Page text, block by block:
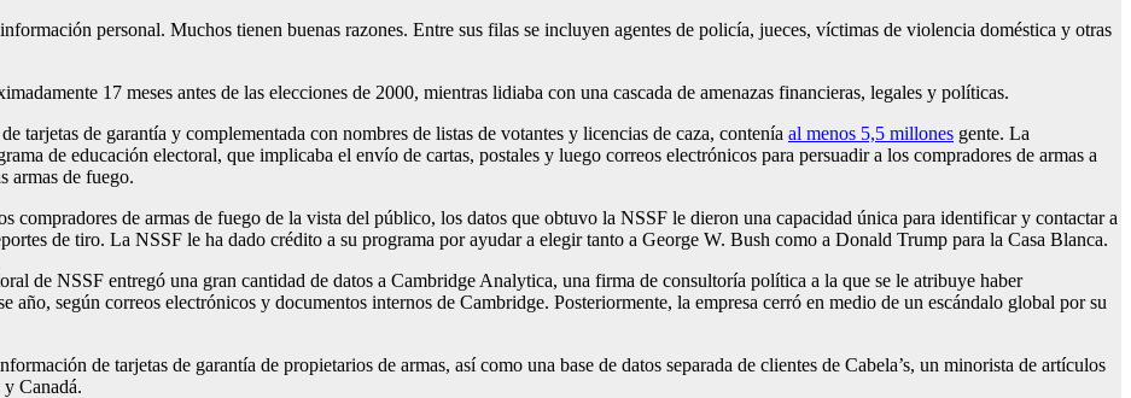
personal. Muchos tienen buenas razones. Entre sus filas se incluyen agentes de policía, jueces, víctimas de violencia doméstica y otras
17 meses antes de las elecciones de 2000, mientras lidiaba con una cascada de amenazas financieras, legales y políticas.
tarjetas de garantía y complementada con nombres de listas de votantes y licencias de caza, contenía al menos 5,5 millones gente. La
de educación electoral, que implicaba el envío de cartas, postales y luego correos electrónicos para persuadir a los compradores de armas a
armas de fuego.
compradores de armas de fuego de la vista del público, los datos que obtuvo la NSSF le dieron una capacidad única para identificar y contactar a
de tiro. La NSSF le ha dado crédito a su programa por ayudar a elegir tanto a George W. Bush como a Donald Trump para la Casa Blanca.
de NSSF entregó una gran cantidad de datos a Cambridge Analytica, una firma de consultoría política a la que se le atribuye haber
año, según correos electrónicos y documentos internos de Cambridge. Posteriormente, la empresa cerró en medio de un escándalo global por su
de tarjetas de garantía de propietarios de armas, así como una base de datos separada de clientes de Cabela’s, un minorista de artículos
Canadá.